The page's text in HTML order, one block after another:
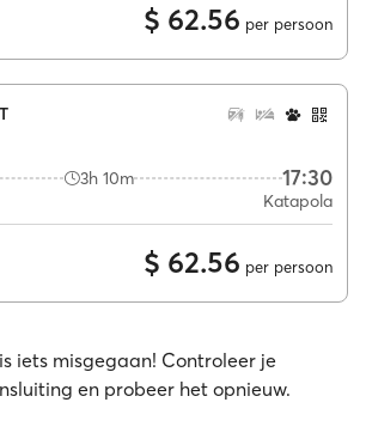
$ 62.56 per persoon
3h 10m 17:30
Katapola
$ 62.56 per persoon
iets misgegaan! Controleer je
en probeer het opnieuw.